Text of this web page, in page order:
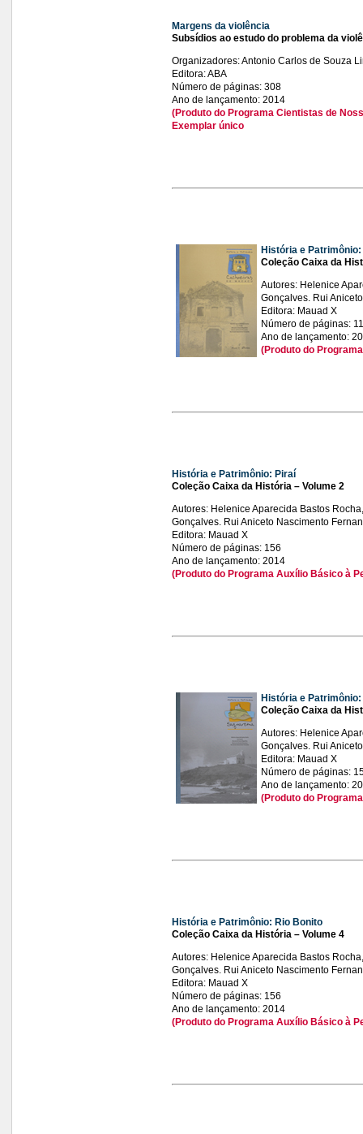
Margens da violência
Subsídios ao estudo do problema da
Organizadores: Antonio Carlos de Souza
Editora: ABA
Número de páginas: 308
Ano de lançamento: 2014
(Produto do Programa Cientistas de
Exemplar único
História e
Coleção Caixa da
Autores: Helenice
Gonçalves. Rui
Editora: Mauad X
Número de páginas:
Ano de lançamento:
(Produto do
História e Patrimônio: Piraí
Coleção Caixa da História – Volume 2
Autores: Helenice Aparecida Bastos
Gonçalves. Rui Aniceto Nascimento
Editora: Mauad X
Número de páginas: 156
Ano de lançamento: 2014
(Produto do Programa Auxílio Básico à
História e
Coleção Caixa da
Autores: Helenice
Gonçalves. Rui
Editora: Mauad X
Número de páginas:
Ano de lançamento:
(Produto do
História e Patrimônio: Rio Bonito
Coleção Caixa da História – Volume 4
Autores: Helenice Aparecida Bastos
Gonçalves. Rui Aniceto Nascimento
Editora: Mauad X
Número de páginas: 156
Ano de lançamento: 2014
(Produto do Programa Auxílio Básico à